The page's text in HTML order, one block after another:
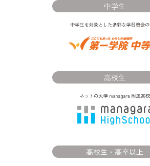
中学生
高校生
高校生・高卒以上